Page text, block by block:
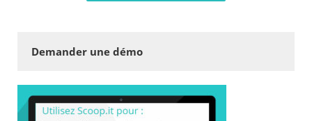
Demander une démo